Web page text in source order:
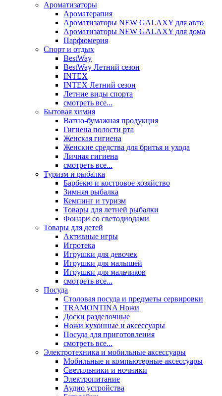
Ароматизаторы
Ароматерапия
Ароматизаторы NEW GALAXY для авто
Ароматизаторы NEW GALAXY для дома
Парфюмерия
Спорт и отдых
BestWay
BestWay Летний сезон
INTEX
INTEX Летний сезон
Летние виды спорта
смотреть все...
Бытовая химия
Ватно-бумажная продукция
Гигиена полости рта
Женская гигиена
Женские средства для бритья и ухода
Личная гигиена
смотреть все...
Туризм и рыбалка
Барбекю и костровое хозяйство
Зимняя рыбалка
Кемпинг и туризм
Товары для летней рыбалки
Фонари со светодиодами
Товары для детей
Активные игры
Игротека
Игрушки для девочек
Игрушки для малышей
Игрушки для мальчиков
смотреть все...
Посуда
Столовая посуда и предметы сервировки
TRAMONTINA Ножи
Доски разделочные
Ножи кухонные и аксессуары
Посуда для приготовления
смотреть все...
Электротехника и мобильные аксессуары
Мобильные и компьютерные аксессуары
Светильники и ночники
Электропитание
Аудио устройства